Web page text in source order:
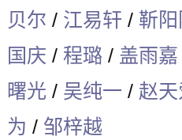
贝尔 / 江易轩 / 靳
国庆 / 程璐 / 盖雨嘉
曙光 / 吴纯一 / 赵
为 / 邹梓越